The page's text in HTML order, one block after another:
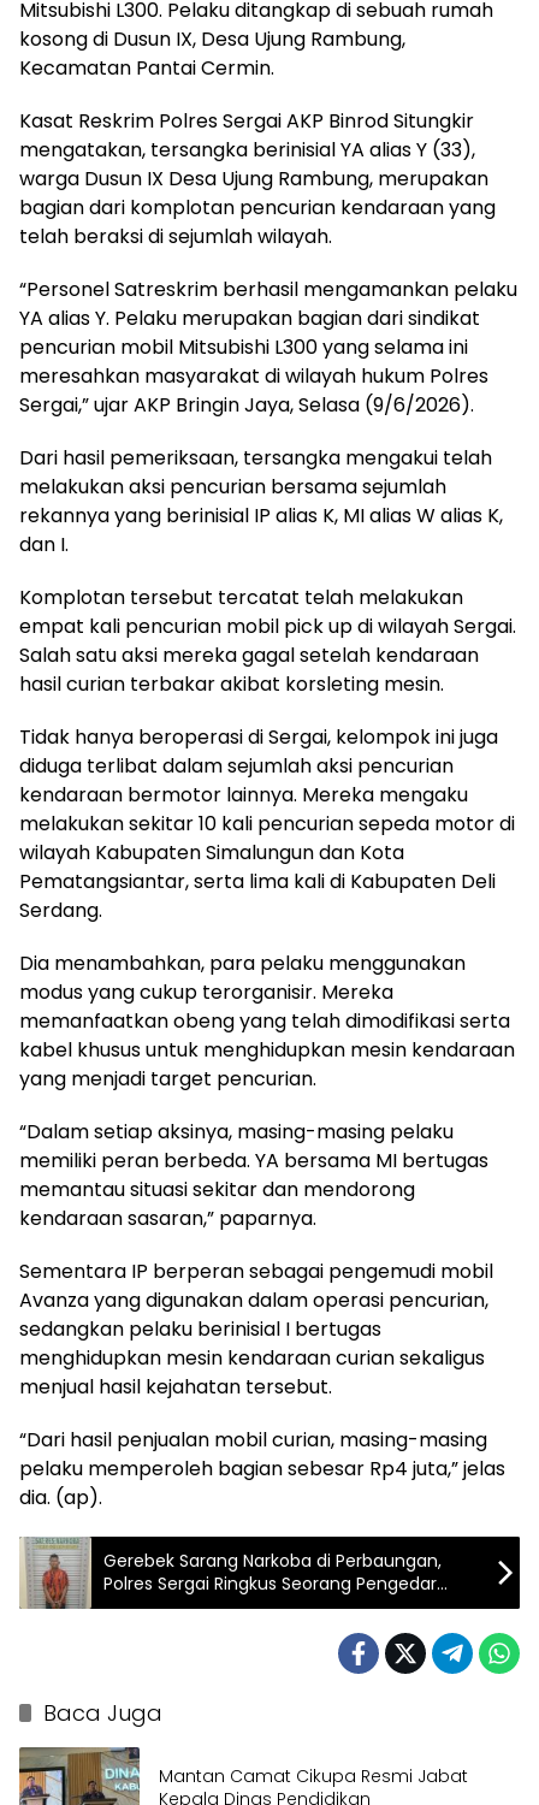
Mitsubishi L300. Pelaku ditangkap di sebuah rumah
kosong di Dusun IX, Desa Ujung Rambung,
Kecamatan Pantai Cermin.
Kasat Reskrim Polres Sergai AKP Binrod Situngkir
mengatakan, tersangka berinisial YA alias Y (33),
warga Dusun IX Desa Ujung Rambung, merupakan
bagian dari komplotan pencurian kendaraan yang
telah beraksi di sejumlah wilayah.
“Personel Satreskrim berhasil mengamankan pelaku
YA alias Y. Pelaku merupakan bagian dari sindikat
pencurian mobil Mitsubishi L300 yang selama ini
meresahkan masyarakat di wilayah hukum Polres
Sergai,” ujar AKP Bringin Jaya, Selasa (9/6/2026).
Dari hasil pemeriksaan, tersangka mengakui telah
melakukan aksi pencurian bersama sejumlah
rekannya yang berinisial IP alias K, MI alias W alias K,
dan I.
Komplotan tersebut tercatat telah melakukan
empat kali pencurian mobil pick up di wilayah Sergai.
Salah satu aksi mereka gagal setelah kendaraan
hasil curian terbakar akibat korsleting mesin.
Tidak hanya beroperasi di Sergai, kelompok ini juga
diduga terlibat dalam sejumlah aksi pencurian
kendaraan bermotor lainnya. Mereka mengaku
melakukan sekitar 10 kali pencurian sepeda motor di
wilayah Kabupaten Simalungun dan Kota
Pematangsiantar, serta lima kali di Kabupaten Deli
Serdang.
Dia menambahkan, para pelaku menggunakan
modus yang cukup terorganisir. Mereka
memanfaatkan obeng yang telah dimodifikasi serta
kabel khusus untuk menghidupkan mesin kendaraan
yang menjadi target pencurian.
“Dalam setiap aksinya, masing-masing pelaku
memiliki peran berbeda. YA bersama MI bertugas
memantau situasi sekitar dan mendorong
kendaraan sasaran,” paparnya.
Sementara IP berperan sebagai pengemudi mobil
Avanza yang digunakan dalam operasi pencurian,
sedangkan pelaku berinisial I bertugas
menghidupkan mesin kendaraan curian sekaligus
menjual hasil kejahatan tersebut.
“Dari hasil penjualan mobil curian, masing-masing
pelaku memperoleh bagian sebesar Rp4 juta,” jelas
dia. (ap).
Gerebek Sarang Narkoba di Perbaungan,
Polres Sergai Ringkus Seorang Pengedar
Sabu
Baca Juga
Mantan Camat Cikupa Resmi Jabat
Kepala Dinas Pendidikan